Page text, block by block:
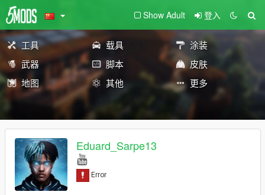
Show Adult 登入
工具 载具
涂装
武器
脚本
皮肤
地图
其他 更多
Eduard_Sarpe13